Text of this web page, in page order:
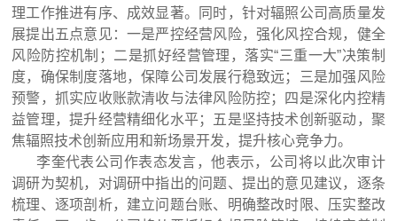
理工作推进有序、成效显著。同时，针对辐照公司高质量发
展提出五点意见：一是严控经营风险，强化风控合规，健全
风险防控机制；二是抓好经营管理，落实“三重一大”决策制
度，确保制度落地，保障公司发展行稳致远；三是加强风险
预警，抓实应收账款清收与法律风险防控；四是深化内控精
益管理，提升经营精细化水平；五是坚持技术创新驱动，聚
焦辐照技术创新应用和新场景开发，提升核心竞争力。
李奎代表公司作表态发言，他表示，公司将以此次审计
调研为契机，对调研中指出的问题、提出的意见建议，逐条
梳理、逐项剖析，建立问题台账、明确整改时限、压实整改